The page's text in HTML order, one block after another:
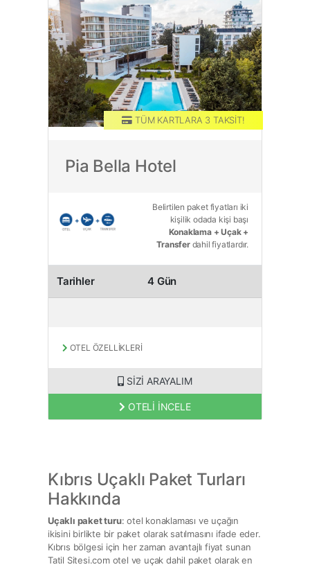
TAM PANSİYON PLUS
TÜM KARTLARA 3 TAKSİT!
Pia Bella Hotel
Belirtilen paket fiyatları iki
kişilik odada kişi başı
Konaklama + Uçak +
Transferdahil fiyatlardır.
Tarihler 4 Gün
OTEL ÖZELLİKLERİ
SİZİ ARAYALIM
OTELİ İNCELE
Kıbrıs Uçaklı Paket Turları
Hakkında
Uçaklı paket turu: otel konaklaması ve uçağın
ikisini birlikte bir paket olarak satılmasını ifade eder.
Kıbrıs bölgesi için her zaman avantajlı fiyat sunan
Tatil Sitesi.com otel ve uçak dahil paket olarak en